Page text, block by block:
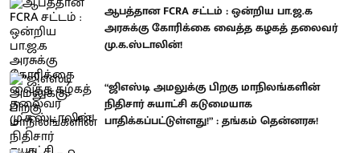
ஆபத்தான FCRA சட்டம் : ஒன்றிய பா.ஜ.க
அரசுக்கு கோரிக்கை வைத்த கழகத் தலைவர்
மு.க.ஸ்டாலின்!
“ஜிஎஸ்டி அமலுக்கு பிறகு மாநிலங்களின்
நிதிசார் சுயாட்சி கடுமையாக
பாதிக்கப்பட்டுள்ளது!” : தங்கம் தென்னரசு!